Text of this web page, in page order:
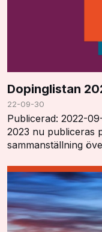
Dopinglistan
22-09-30
Publicerad: 2022-
2023 nu publiceras
sammanställning
Notes". …